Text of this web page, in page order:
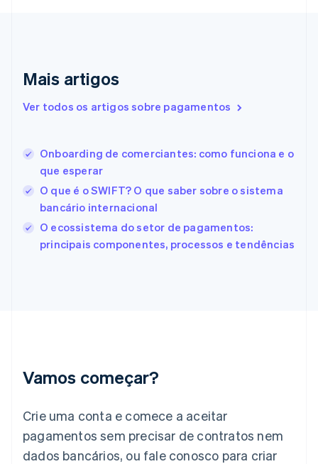
Mais artigos
Ver todos os artigos sobre pagamentos
Onboarding de comerciantes: como funciona e o
que esperar
O que é o SWIFT? O que saber sobre o sistema
bancário internacional
O ecossistema do setor de pagamentos:
principais componentes, processos e tendências
Vamos começar?
Crie uma conta e comece a aceitar
pagamentos sem precisar de contratos nem
dados bancários, ou fale conosco para criar
Eslovênia
Espanha
EnglishEspañol 简体中文
Estônia
English
Finlândia
EnglishSvenska
França
Gibraltar
English
Italiano English
日本語English
Letônia